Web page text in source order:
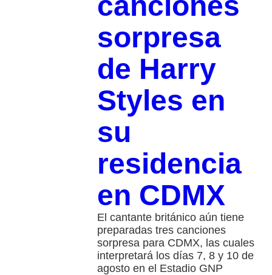
sorpresa
de Harry
Styles en
su
residencia
en CDMX
El cantante británico aún tiene
preparadas tres canciones
sorpresa para CDMX, las cuales
interpretará los días 7, 8 y 10 de
agosto en el Estadio GNP